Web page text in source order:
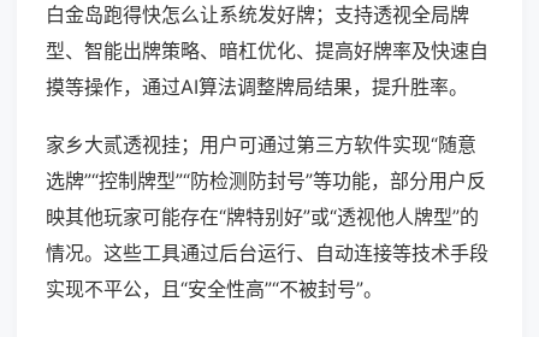
白金岛跑得快怎么让系统发好牌；支持透视全局牌
型、智能出牌策略、暗杠优化、提高好牌率及快速自
摸等操作，通过AI算法调整牌局结果，提升胜率。
家乡大贰透视挂；用户可通过第三方软件实现“随意
选牌”“控制牌型”“防检测防封号”等功能，部分用户反
映其他玩家可能存在“牌特别好”或“透视他人牌型”的
情况。这些工具通过后台运行、自动连接等技术手段
实现不平公，且“安全性高”“不被封号”。